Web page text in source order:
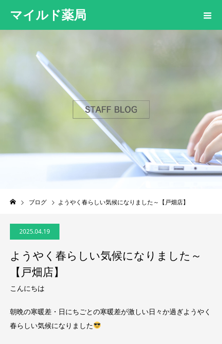
マイルド薬局
ブログ ようやく春らしい気候になりました～【戸畑店】
2025.04.19
ようやく春らしい気候になりました～
【戸畑店】
こんにちは
朝晩の寒暖差・日にちごとの寒暖差が激しい日々か過ぎようやく
春らしい気候になりました